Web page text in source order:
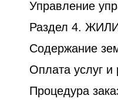
Управление
Раздел 4.
Содержание
Оплата услуг
Процедура